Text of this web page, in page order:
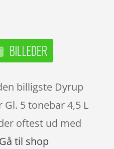
billigste Dyrup
5 tonebar 4,5 L
oftest ud med
Gå til shop